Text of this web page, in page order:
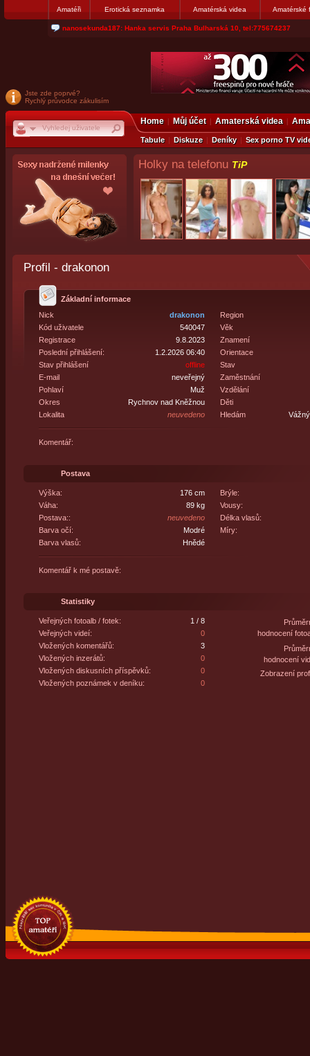
Amatéři Erotická seznamka Amatérská videa Amatérské
jjoseff: Najde se par, ktery nekdy přemýšlel o divákovi. Napiste
Jste zde poprvé?
Rychlý průvodce zákulisím
Home Můj účet Amaterská videa
Tabule Diskuze Deníky Sex porno TV
Holky na telefonu TiP
Profil - drakonon
Základní informace
Nick
drakonon
Kód uživatele
540047
Registrace
9.8.2023
Poslední přihlášení:
1.2.2026 06:40
Stav přihlášení
offline
E-mail
neveřejný
Pohlaví
Muž
Okres
Rychnov nad Kněžnou
Lokalita
neuvedeno
Region
Věk
Znamení
Orientace
Stav
Zaměstnání
Vzdělání
Děti
Hledám
Komentář:
Postava
Výška:
176 cm
Váha:
89 kg
Postava::
neuvedeno
Barva očí:
Modré
Barva vlasů:
Hnědé
Brýle:
Vousy:
Délka vlasů:
Míry:
Komentář k mé postavě:
Statistiky
Veřejných fotoalb / fotek:
1 / 8
Veřejných videí:
0
Vložených komentářů:
3
Vložených inzerátů:
0
Vložených diskusních příspěvků:
0
Vložených poznámek v deníku:
0
hodnocení
hodnocení
Zobrazení